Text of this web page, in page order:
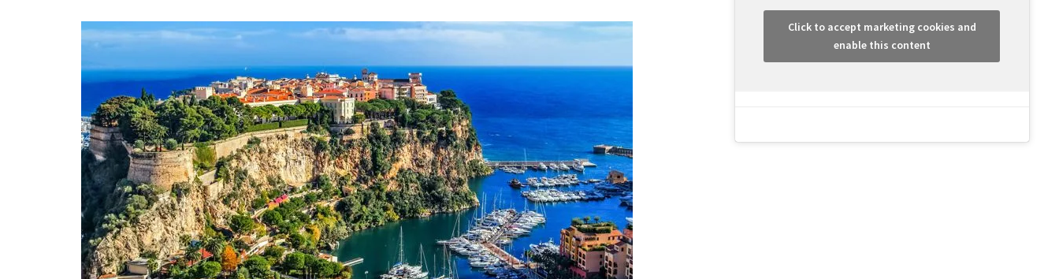
Click to accept marketing cookies and
enable this content